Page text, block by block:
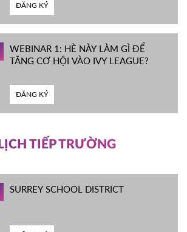
ĐĂNG KÝ
WEBINAR 1: HÈ NÀY LÀM GÌ ĐỂ
TĂNG CƠ HỘI VÀO IVY LEAGUE?
ĐĂNG KÝ
LỊCH TIẾP TRƯỜNG
SURREY SCHOOL DISTRICT